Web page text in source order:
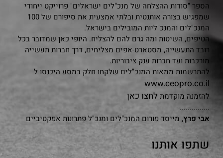
הספר "סודות ההצלחה של מנכ"לים ישראלים" פרוייקט ייחודי
שמפגיש בצורה אותנטית ובלתי אמצעית את סיפורם של 100
המנכ"לים והמנכ"ליות המובילים בישראל.
הטיפים, השיטות ומה גרם להם להצליח. היופי כאן שמדובר בכל
רובד התעשייה, מסטארט-אפים מצליחים, דרך חברות תעשייה
מורכבות ועד חברות ענק ציבוריות.
להתרשמות ממאות המנכ"לים שלקחו חלק במסע היכנסו ל
www.ceopro.co.il
להזמנה מוקדמת לחצו כאן
...............
אבי פרץ, מייסד פורום המנכ"לים ומנכ"ל פתרונות אפקטיביים
שתפו אותנו